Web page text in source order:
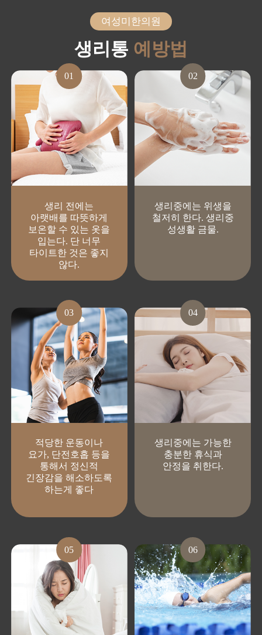
여성미한의원
생리통 예방법
01
생리 전에는
아랫배를 따뜻하게
보온할 수 있는 옷을
입는다. 단 너무
타이트한 것은 좋지
않다.
02
생리중에는 위생을
철저히 한다. 생리중
성생활 금물.
03
적당한 운동이나
요가, 단전호홉 등을
통해서 정신적
긴장감을 해소하도록
하는게 좋다
04
생리중에는 가능한
충분한 휴식과
안정을 취한다.
05 06